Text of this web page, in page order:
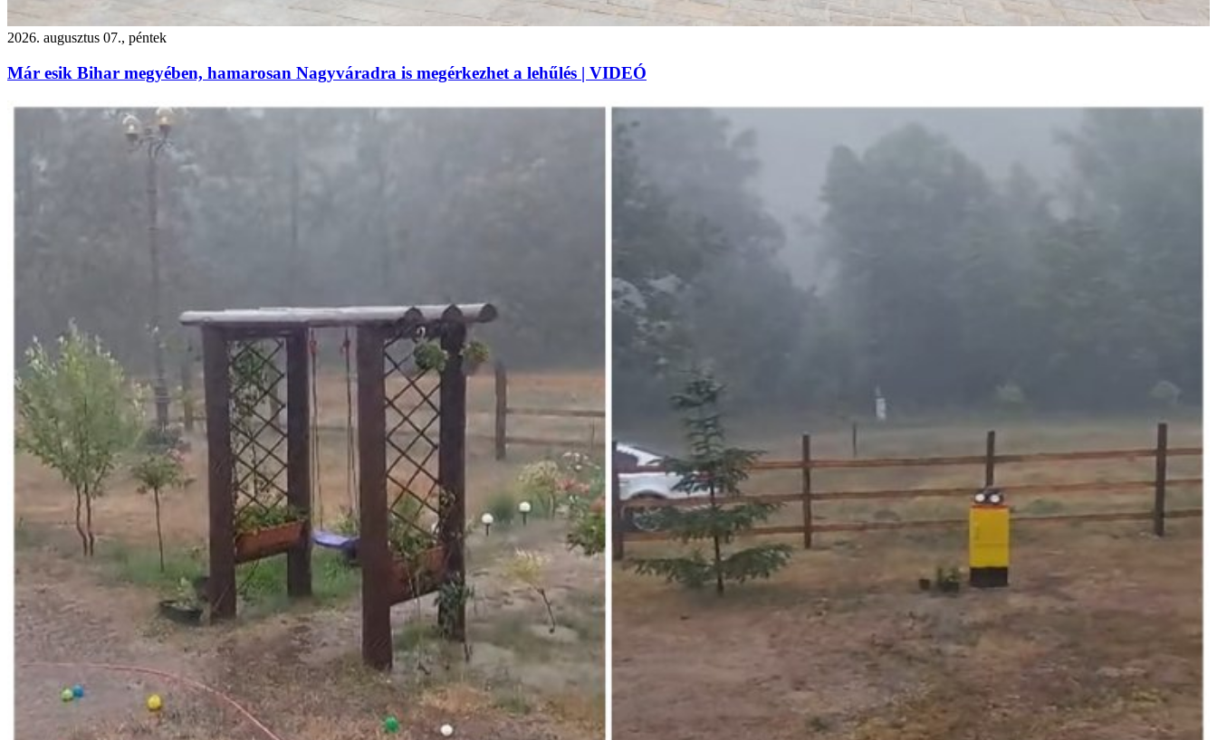
2026. augusztus 07., péntek
Már esik Bihar megyében, hamarosan Nagyváradra is megérkezhet a lehűlés | VIDEÓ